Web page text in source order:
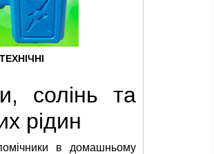
солінь та
рідин
в домашньому